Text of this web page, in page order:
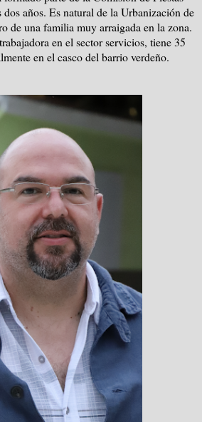
años. Es natural de la Urbanización de
de una familia muy arraigada en la zona.
en el sector servicios, tiene 35
en el casco del barrio verdeño.